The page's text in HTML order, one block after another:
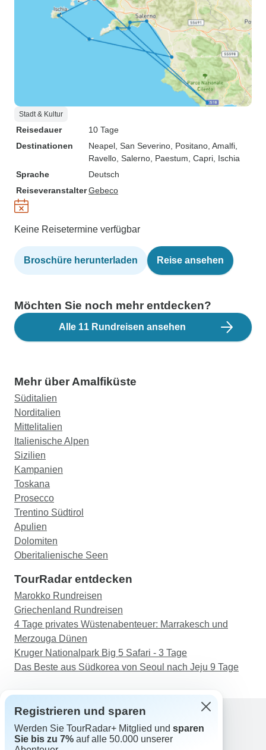
Stadt & Kultur
Reisedauer
10 Tage
Destinationen
Neapel , San Severino , Positano , Amalfi
Ravello , Salerno , Paestum , Capri , Ischia
Sprache
Deutsch
ReiseveranstalterGebeco
Keine Reisetermine verfügbar
Broschüre herunterladen Reise ansehen
Möchten Sie noch mehr entdecken?
Alle 11 Rundreisen ansehen
Mehr über Amalfiküste
Süditalien
Norditalien
Mittelitalien
Italienische Alpen
Sizilien
Kampanien
Toskana
Prosecco
Trentino Südtirol
Apulien
Dolomiten
Oberitalienische Seen
TourRadar entdecken
Marokko Rundreisen
Griechenland Rundreisen
4 Tage privates Wüstenabenteuer: Marrakesch und
Merzouga Dünen
Kruger Nationalpark Big 5 Safari - 3 Tage
Das Beste aus Südkorea von Seoul nach Jeju 9 Tage
Support
Registrieren und sparen
Werden Sie TourRadar+ Mitglied und sparen
Sie bis zu 7% auf alle 50.000 unserer